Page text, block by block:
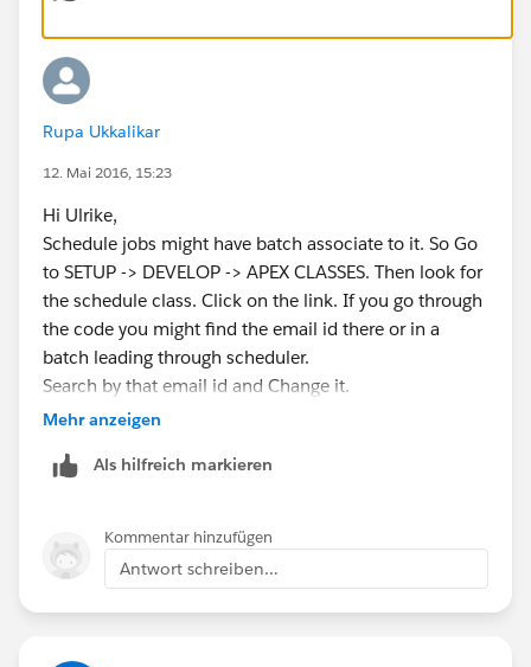
Rupa Ukkalikar
12. Mai 2016, 15:23
Hi Ulrike,
Schedule jobs might have batch associate to it. So Go
to SETUP -> DEVELOP -> APEX CLASSES. Then look for
the schedule class. Click on the link. If you go through
the code you might find the email id there or in a
batch leading through scheduler.
Search by that email id and Change it.
Hope this helps.
CloudSavvyProg
Mehr anzeigen
Als hilfreich markieren
Kommentar hinzufügen
Antwort schreiben...